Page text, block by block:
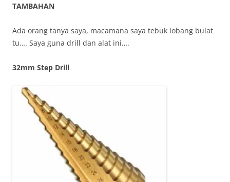
TAMBAHAN
Ada orang tanya saya, macamana saya tebuk lobang bulat
tu…. Saya guna drill dan alat ini….
32mm Step Drill